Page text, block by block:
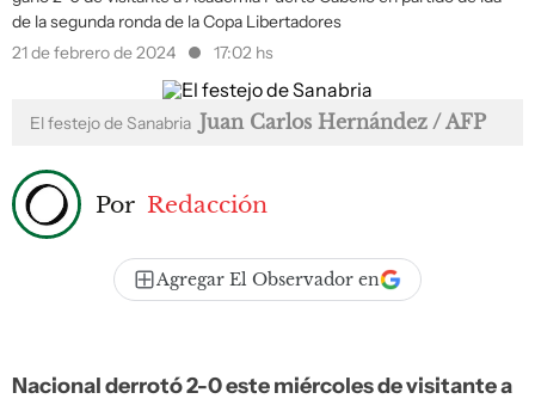
de la segunda ronda de la Copa Libertadores
21 de febrero de 2024
17:02 hs
El festejo de Sanabria Juan Carlos Hernández / AFP
Por Redacción
Agregar El Observador en
Nacional derrotó 2-0 este miércoles de visitante a